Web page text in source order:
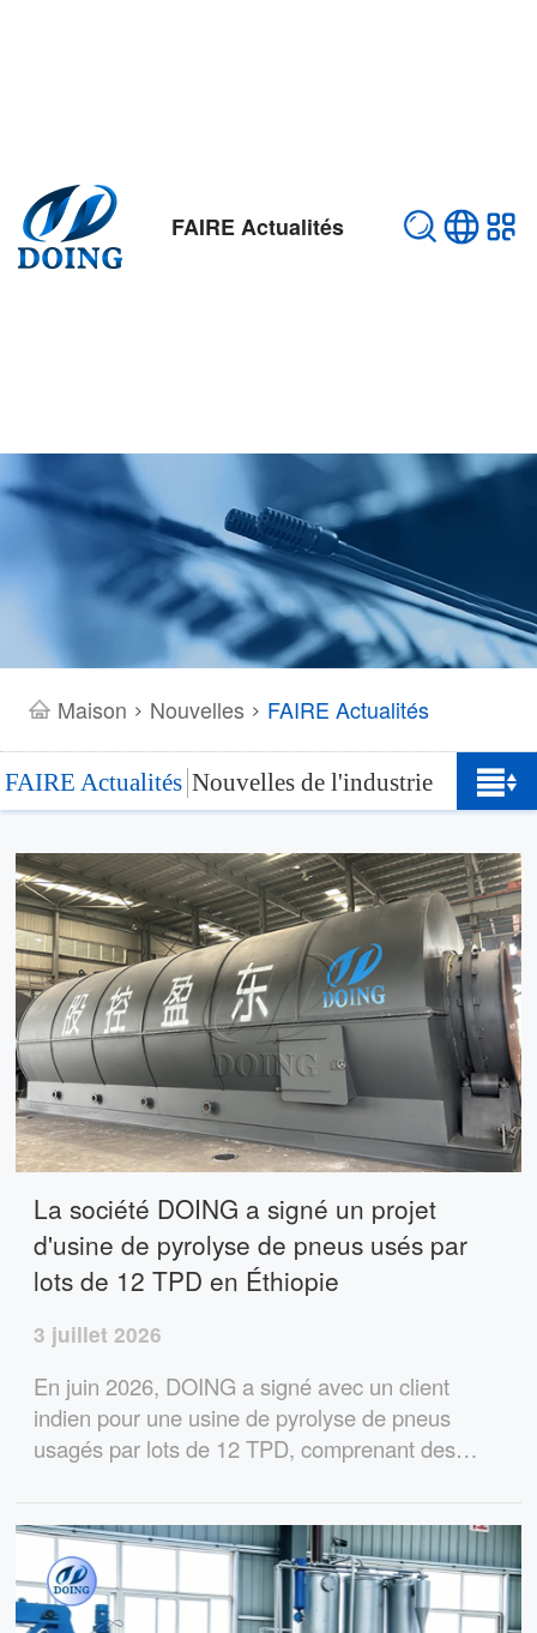
FAIRE Actualités
Maison > Nouvelles > FAIRE Actualités
FAIRE Actualités Nouvelles de l'industrie
La société DOING a signé un projet
d'usine de pyrolyse de pneus usés par
lots de 12 TPD en Éthiopie
3 juillet 2026
En juin 2026, DOING a signé avec un client
indien pour une usine de pyrolyse de pneus
usagés par lots de 12 TPD, comprenant des
de recyclage en Éthiopie.